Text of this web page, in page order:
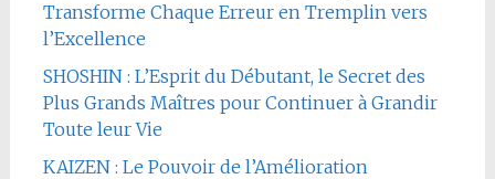
Transforme Chaque Erreur en Tremplin vers
l’Excellence
SHOSHIN : L’Esprit du Débutant, le Secret des
Plus Grands Maîtres pour Continuer à Grandir
Toute leur Vie
KAIZEN : Le Pouvoir de l’Amélioration